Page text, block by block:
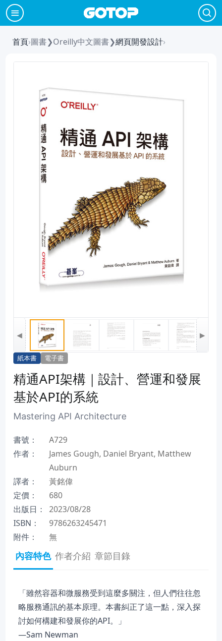
首頁›圖書❯Oreilly中文圖書❯網頁開發設計›
◀ ▶
紙本書 電子書
精通API架構｜設計、營運和發展
基於API的系統
Mastering API Architecture
書號：
A729
作者：
James Gough, Daniel Bryant, Matthew
Auburn
譯者：
黃銘偉
定價：
680
出版日：
2023/08/28
ISBN：
9786263245471
附件：
無
內容特色 作者介紹 章節目錄
「雖然容器和微服務受到這麼多關注，但人們往往忽
略服務通訊的基本原理。本書糾正了這一點，深入探
討如何構建和發展你的API。」
—Sam Newman